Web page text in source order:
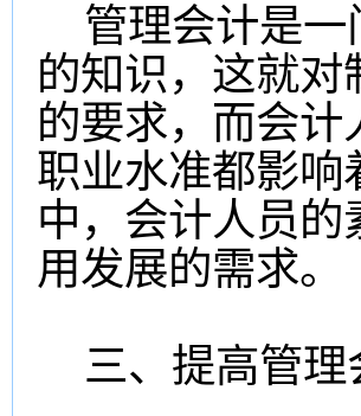
管理会计是一
的知识，这就
的要求，而会
职业水准都影响
中，会计人员
用发展的需求。
三、提高管理